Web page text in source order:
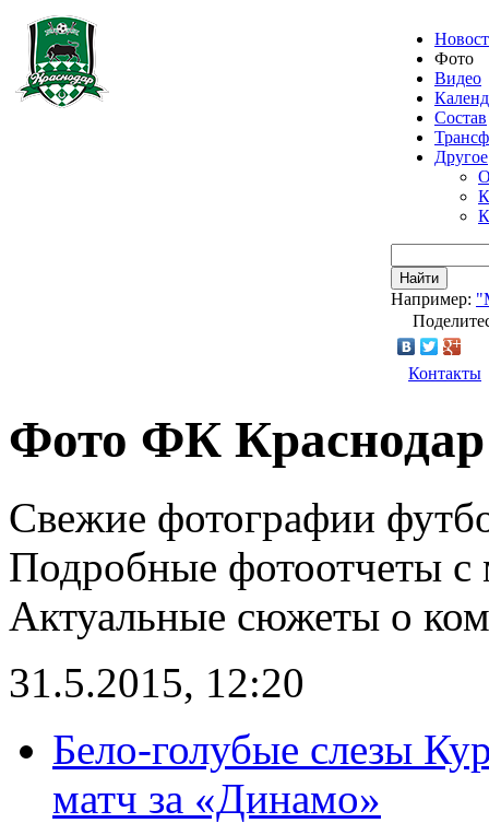
Фото
Видео
Состав
Другое
Найти
Например:
Контакты
Фото ФК Краснодар
Свежие фотографии
Подробные фотоотчеты с
Актуальные сюжеты о
31.5.2015, 12:20
Бело-голубые слезы
матч за «Динамо»